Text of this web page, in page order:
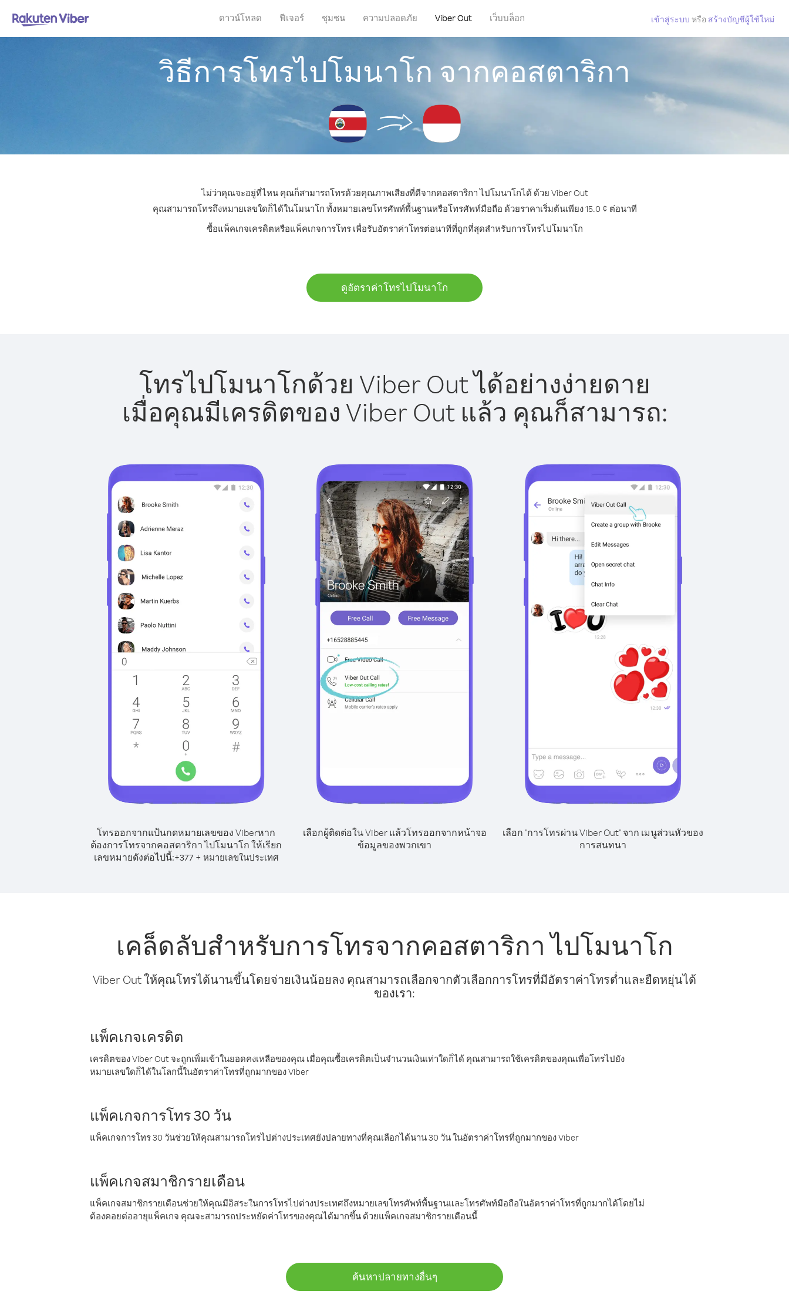
ดาวน์โหลด ฟีเจอร์ ชุมชน ความปลอดภัย Viber Out เว็บบล็อก เข้าสู่ระบบ หรือ สร้างบัญชีผู้ใช้ใหม่
วิธีการโทรไปโมนาโก จากคอสตาริกา
ไม่ว่าคุณจะอยู่ที่ไหน คุณก็สามารถโทรด้วยคุณภาพเสียงที่ดีจากคอสตาริกา ไปโมนาโกได้ ด้วย Viber Out
คุณสามารถโทรถึงหมายเลขใดก็ได้ในโมนาโก ทั้งหมายเลขโทรศัพท์พื้นฐานหรือโทรศัพท์มือถือ ด้วยราคาเริ่มต้นเพียง 15.0 ¢ ต่อนาที
ซื้อแพ็คเกจเครดิตหรือแพ็คเกจการโทร เพื่อรับอัตราค่าโทรต่อนาทีที่ถูกที่สุดสำหรับการโทรไปโมนาโก
ดูอัตราค่าโทรไปโมนาโก
โทรไปโมนาโกด้วย Viber Out ได้อย่างง่ายดาย
เมื่อคุณมีเครดิตของ Viber Out แล้ว คุณก็สามารถ:
โทรออกจากแป้นกดหมายเลขของ Viberหาก
ต้องการโทรจากคอสตาริกา ไปโมนาโก ให้เรียก
เลขหมายดังต่อไปนี้:+377+ หมายเลขในประเทศ
เลือกผู้ติดต่อใน Viber แล้วโทรออกจากหน้าจอ
ข้อมูลของพวกเขา
เลือก "การโทรผ่าน Viber Out" จาก เมนูส่วนหัวของ
การสนทนา
เคล็ดลับสำหรับการโทรจากคอสตาริกา ไปโมนาโก
Viber Out ให้คุณโทรได้นานขึ้นโดยจ่ายเงินน้อยลง คุณสามารถเลือกจากตัวเลือกการโทรที่มีอัตราค่าโทรต่ำและยืดหยุ่นได้
ของเรา:
แพ็คเกจเครดิต
เครดิตของ Viber Out จะถูกเพิ่มเข้าในยอดคงเหลือของคุณ เมื่อคุณซื้อเครดิตเป็นจำนวนเงินเท่าใดก็ได้ คุณสามารถใช้เครดิตของคุณเพื่อโทรไปยัง
หมายเลขใดก็ได้ในโลกนี้ในอัตราค่าโทรที่ถูกมากของ Viber
แพ็คเกจการโทร 30 วัน
แพ็คเกจการโทร 30 วันช่วยให้คุณสามารถโทรไปต่างประเทศยังปลายทางที่คุณเลือกได้นาน 30 วัน ในอัตราค่าโทรที่ถูกมากของ Viber
แพ็คเกจสมาชิกรายเดือน
แพ็คเกจสมาชิกรายเดือนช่วยให้คุณมีอิสระในการโทรไปต่างประเทศถึงหมายเลขโทรศัพท์พื้นฐานและโทรศัพท์มือถือในอัตราค่าโทรที่ถูกมากได้โดยไม่
ต้องคอยต่ออายุแพ็คเกจ คุณจะสามารถประหยัดค่าโทรของคุณได้มากขึ้น ด้วยแพ็คเกจสมาชิกรายเดือนนี้
ค้นหาปลายทางอื่นๆ